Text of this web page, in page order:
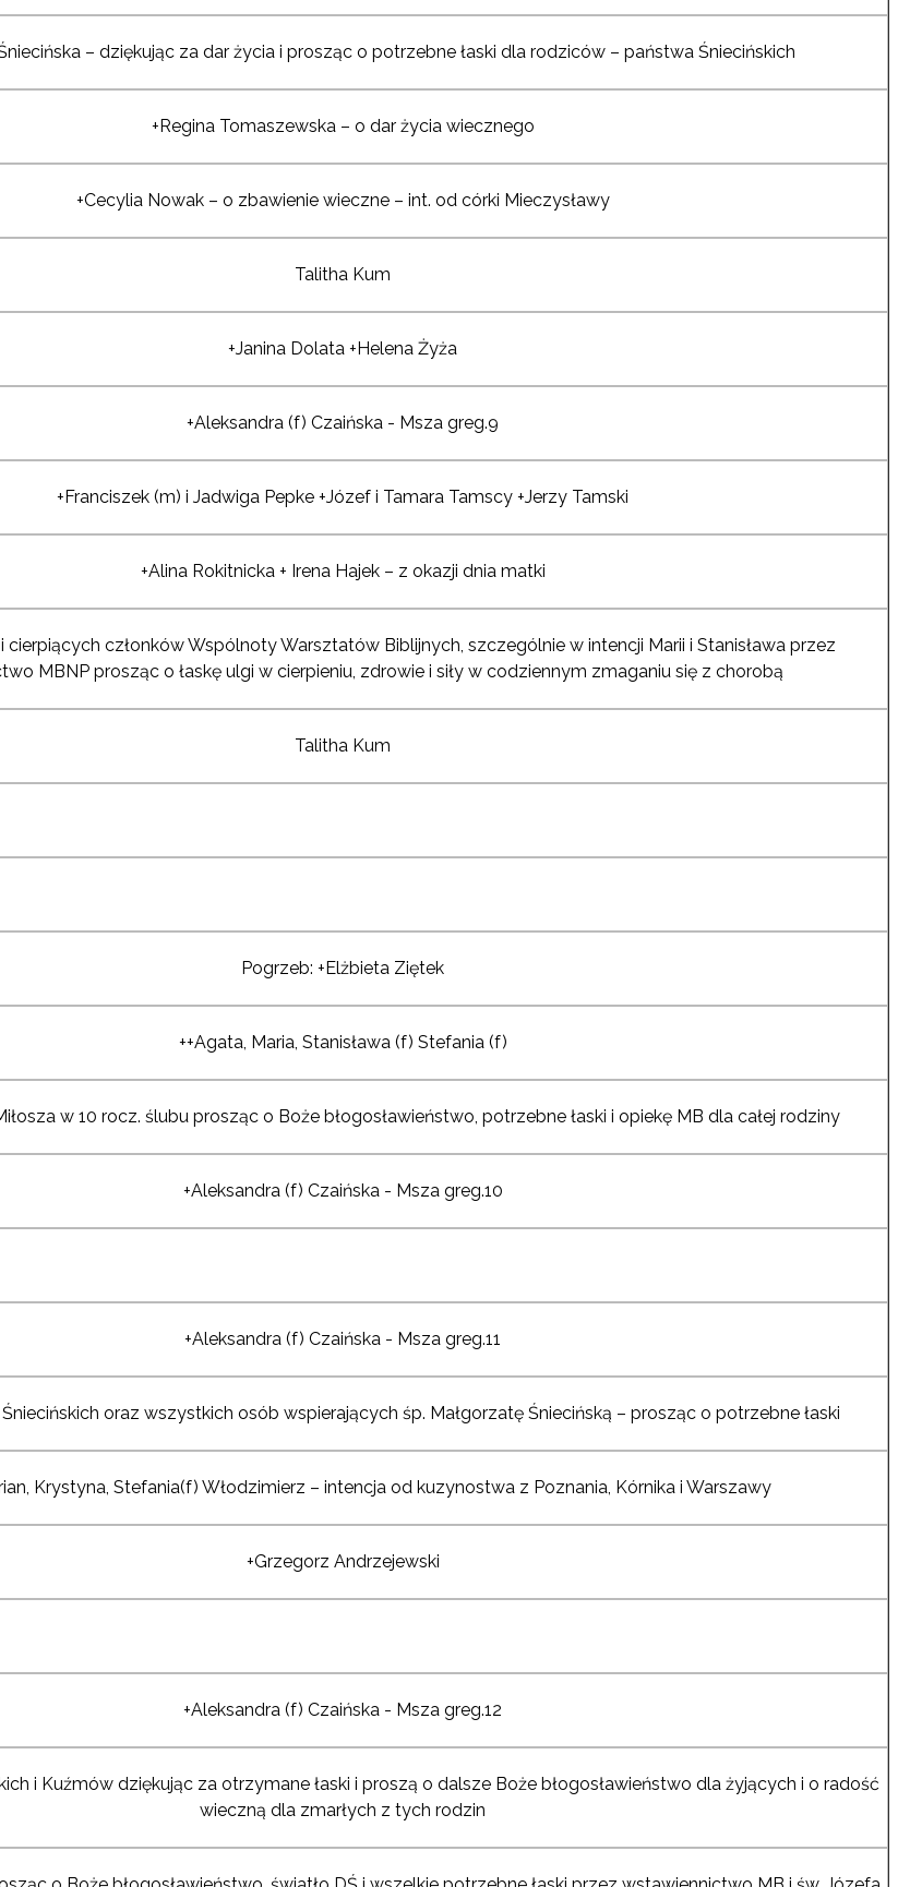
– dziękując za dar życia i prosząc o potrzebne łaski dla rodziców – państwa Śniecińskich
+Regina Tomaszewska – o dar życia wiecznego
+Cecylia Nowak – o zbawienie wieczne – int. od córki Mieczysławy
Talitha Kum
+Janina Dolata +Helena Żyża
+Aleksandra (f) Czaińska - Msza greg.9
+Franciszek (m) i Jadwiga Pepke +Józef i Tamara Tamscy +Jerzy Tamski
+Alina Rokitnicka + Irena Hajek – z okazji dnia matki
cierpiących członków Wspólnoty Warsztatów Biblijnych, szczególnie w intencji Marii i Stanisława przez
MBNP prosząc o łaskę ulgi w cierpieniu, zdrowie i siły w codziennym zmaganiu się z chorobą
Talitha Kum
Pogrzeb: +Elżbieta Ziętek
++Agata, Maria, Stanisława (f) Stefania (f)
w 10 rocz. ślubu prosząc o Boże błogosławieństwo, potrzebne łaski i opiekę MB dla całej rodziny
+Aleksandra (f) Czaińska - Msza greg.10
+Aleksandra (f) Czaińska - Msza greg.11
oraz wszystkich osób wspierających śp. Małgorzatę Śniecińską – prosząc o potrzebne łaski
Krystyna, Stefania(f) Włodzimierz – intencja od kuzynostwa z Poznania, Kórnika i Warszawy
+Grzegorz Andrzejewski
+Aleksandra (f) Czaińska - Msza greg.12
i Kuźmów dziękując za otrzymane łaski i proszą o dalsze Boże błogosławieństwo dla żyjących i o radość
wieczną dla zmarłych z tych rodzin